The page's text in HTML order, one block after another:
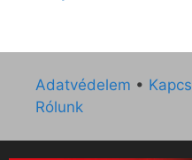
Adatvédelem •
Rólunk